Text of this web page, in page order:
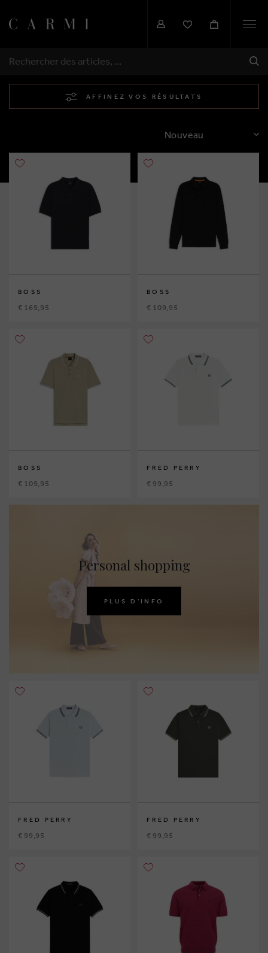
RECHERCHER
AFFINEZ VOS RÉSULTATS
TRIER
BOSS
€ 169,95
BOSS
€ 109,95
BOSS
€ 109,95
FRED PERRY
€ 99,95
Personal shopping
PLUS D'INFO
FRED PERRY
€ 99,95
FRED PERRY
€ 99,95